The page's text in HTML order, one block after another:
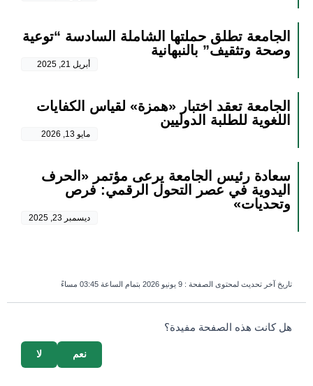
الجامعة تطلق حملتها الشاملة السادسة “توعية
وصحة وتثقيف” بالنبهانية
أبريل 21, 2025
الجامعة تعقد اختبار «همزة» لقياس الكفايات
اللغوية للطلبة الدوليين
مايو 13, 2026
سعادة رئيس الجامعة يرعى مؤتمر «الحرف
اليدوية في عصر التحول الرقمي: فرص
وتحديات»
ديسمبر 23, 2025
تاريخ آخر تحديث لمحتوى الصفحة : 9 يونيو 2026 بتمام الساعة 03:45 مساءً
survey_v2
هل كانت هذه الصفحة مفيدة؟
لا نعم